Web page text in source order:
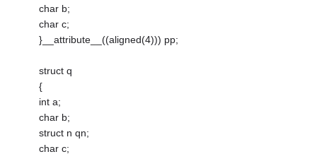
char b;
char c;
}__attribute__((aligned(4))) pp;
struct q
{
int a;
char b;
struct n qn;
char c;